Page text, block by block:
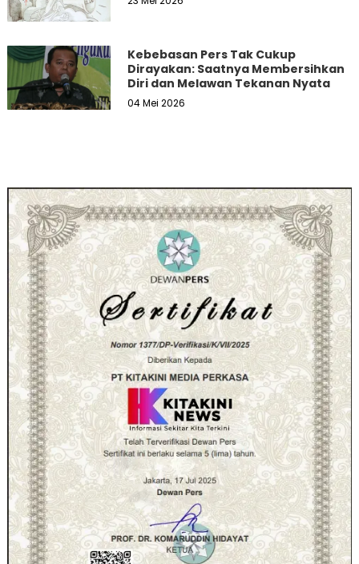
Kebebasan Pers Tak Cukup
Dirayakan: Saatnya Membersihkan
Diri dan Melawan Tekanan Nyata
04 Mei 2026